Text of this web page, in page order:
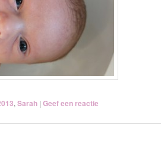
, Sarah | Geef een reactie